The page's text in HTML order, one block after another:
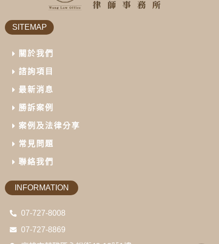
SITEMAP
關於我們
諮詢項目
最新消息
勝訴案例
案例及法律分享
常見問題
聯絡我們
INFORMATION
07-727-8008
07-727-8869